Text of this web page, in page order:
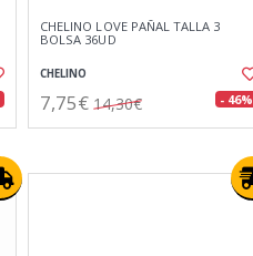
CHELINO LOVE PAÑAL TALLA 3
BOLSA 36UD
CHELINO
7,75€ 14,30€ - 46%